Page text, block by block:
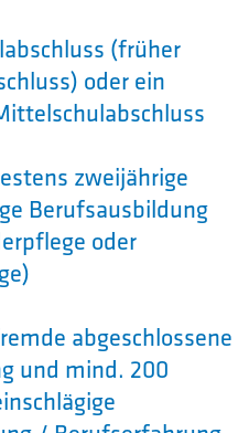
(früher
oder ein
zweijährige
Berufsausbildung
oder
abgeschlossene
und mind. 200